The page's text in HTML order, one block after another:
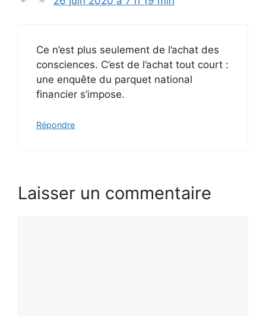
Ce n’est plus seulement de l’achat des
consciences. C’est de l’achat tout court :
une enquête du parquet national
financier s’impose.
Répondre
Laisser un commentaire